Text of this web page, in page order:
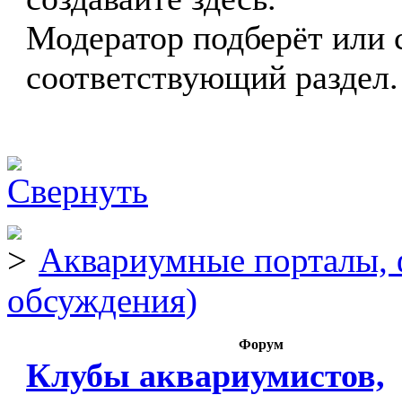
Модератор подберёт или
соответствующий раздел.
Аквариумные
обсуждения)
Форум
Клубы аквариумистов,